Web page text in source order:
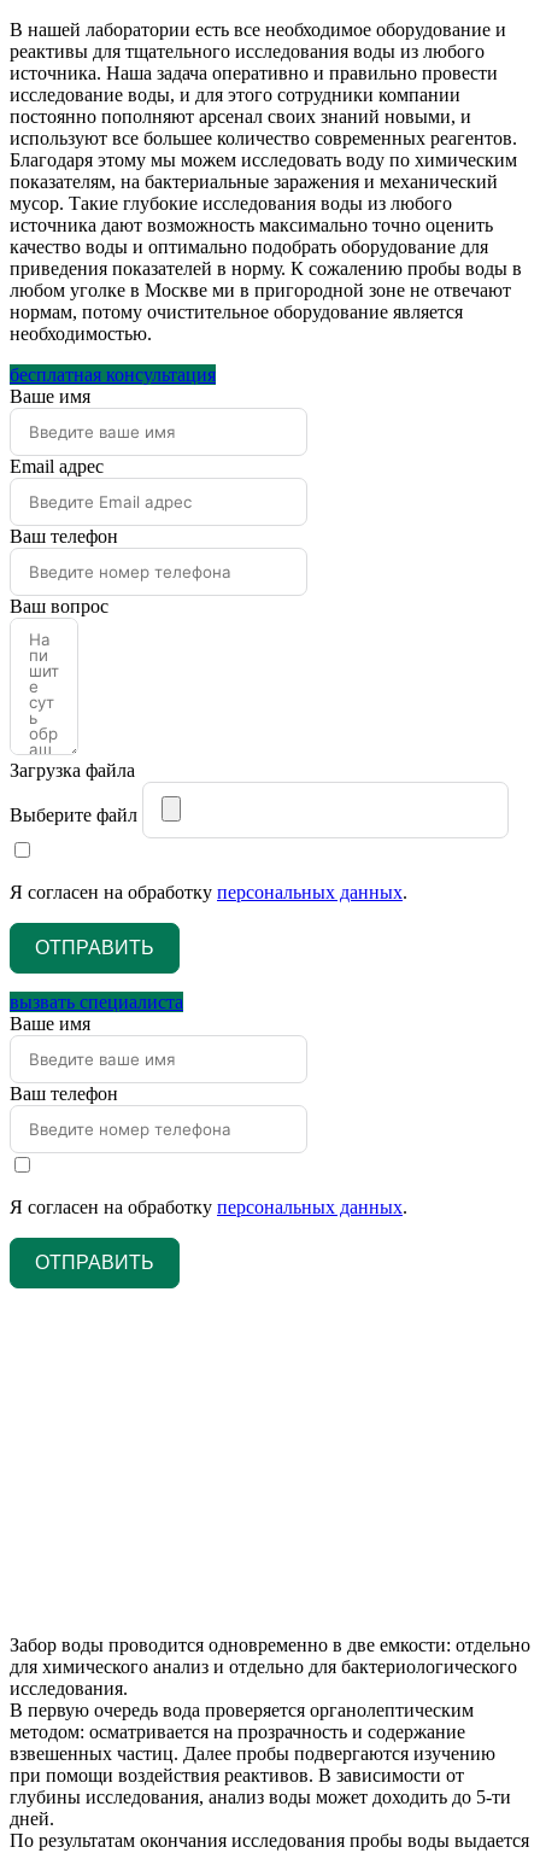
В нашей лаборатории есть все необходимое оборудование и
реактивы для тщательного исследования воды из любого
источника. Наша задача оперативно и правильно провести
исследование воды, и для этого сотрудники компании
постоянно пополняют арсенал своих знаний новыми, и
используют все большее количество современных реагентов.
Благодаря этому мы можем исследовать воду по химическим
показателям, на бактериальные заражения и механический
мусор. Такие глубокие исследования воды из любого
источника дают возможность максимально точно оценить
качество воды и оптимально подобрать оборудование для
приведения показателей в норму. К сожалению пробы воды в
любом уголке в Москве ми в пригородной зоне не отвечают
нормам, потому очистительное оборудование является
необходимостью.
бесплатная консультация
Ваше имя
Email адрес
Ваш телефон
Ваш вопрос
Загрузка файла
Выберите файл
Я согласен на обработку персональных данных.
ОТПРАВИТЬ
вызвать специалиста
Ваше имя
Ваш телефон
Я согласен на обработку персональных данных.
ОТПРАВИТЬ
Забор воды проводится одновременно в две емкости: отдельно
для химического анализ и отдельно для бактериологического
исследования.
В первую очередь вода проверяется органолептическим
методом: осматривается на прозрачность и содержание
взвешенных частиц. Далее пробы подвергаются изучению
при помощи воздействия реактивов. В зависимости от
глубины исследования, анализ воды может доходить до 5-ти
дней.
По результатам окончания исследования пробы воды выдается